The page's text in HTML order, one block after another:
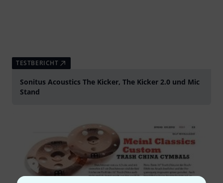
TESTBERICHT
Sonitus Acoustics The Kicker, The Kicker 2.0 und Mic
Stand